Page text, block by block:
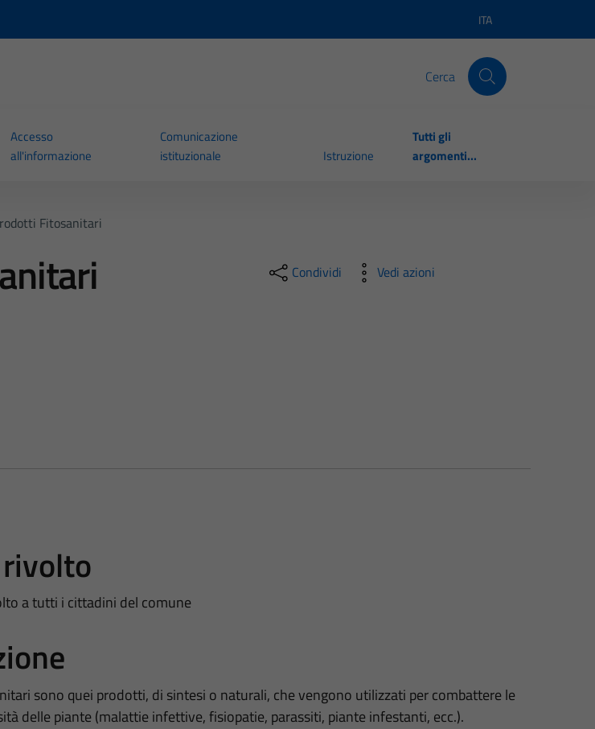
Lingua attiva:
ITA
Cerca
Accesso
all'informazione
Comunicazione
istituzionale
Istruzione
Tutti gli
argomenti...
Fitosanitari
Condividi Vedi azioni
a tutti i cittadini del comune
sono quei prodotti, di sintesi o naturali, che vengono utilizzati per combattere le
delle piante (malattie infettive, fisiopatie, parassiti, piante infestanti, ecc.).